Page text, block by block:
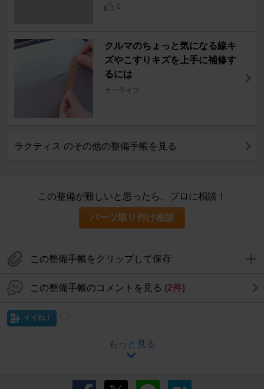
0
クルマのちょっと気になる線キ
ズやこすりキズを上手に補修す
るには
カーライフ
ラクティス のその他の整備手帳を見る
この整備が難しいと思ったら、プロに相談！
パーツ取り付け相談
この整備手帳をクリップして保存
この整備手帳のコメントを見る (2件)
イイね！
もっと見る